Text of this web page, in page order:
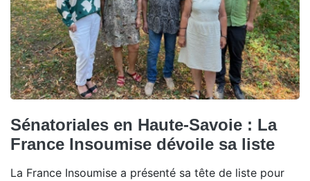
Sénatoriales en Haute-Savoie : La
France Insoumise dévoile sa liste
La France Insoumise a présenté sa tête de liste pour